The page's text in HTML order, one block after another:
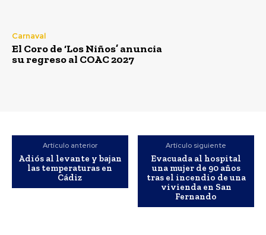
Carnaval
El Coro de ‘Los Niños’ anuncia
su regreso al COAC 2027
Artículo anterior
Adiós al levante y bajan
las temperaturas en
Cádiz
Artículo siguiente
Evacuada al hospital
una mujer de 90 años
tras el incendio de una
vivienda en San
Fernando